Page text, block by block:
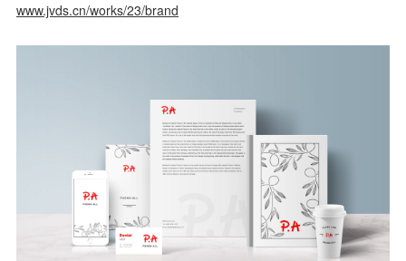
www.jvds.cn/works/23/brand